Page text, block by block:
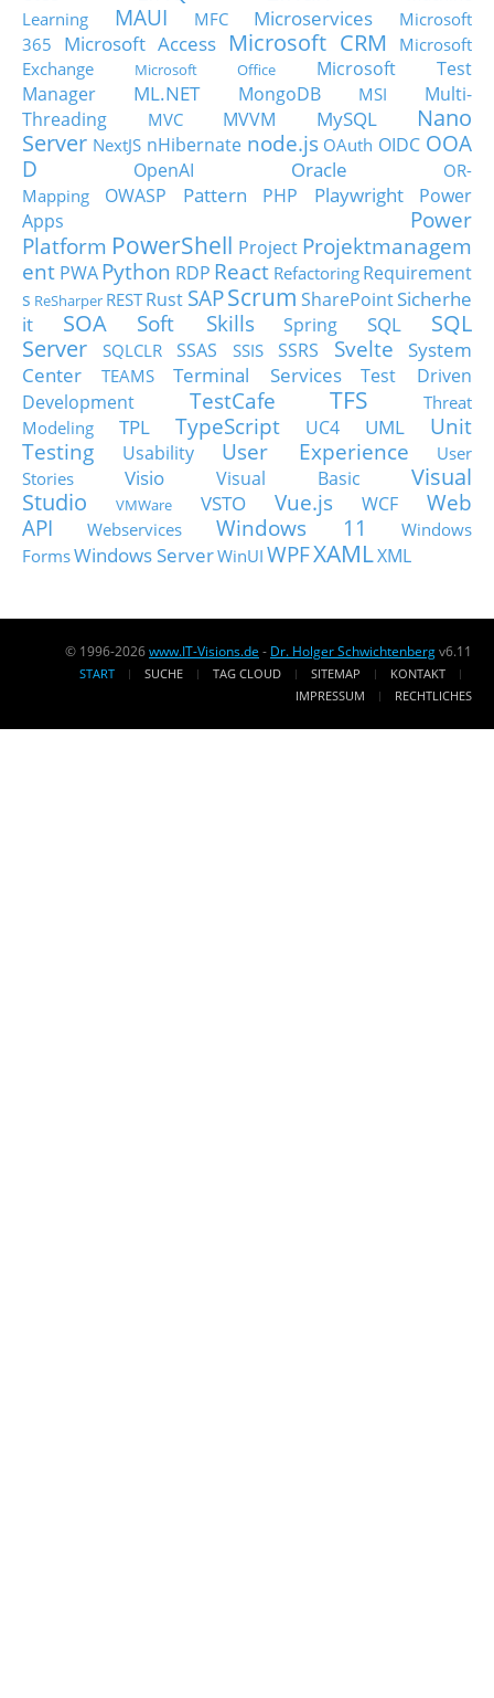
Learning
MAUI MFC Microservices
Microsoft
365
Microsoft Access Microsoft CRM
Microsoft
Exchange
Microsoft Office
Microsoft Test
Manager
ML.NET MongoDB MSI
Multi-
Threading
MVC MVVM MySQL
Nano
Server NextJS nHibernate node.js OAuth OIDC OOA
D
OpenAI Oracle
OR-
Mapping
OWASP Pattern PHP Playwright
Power
Apps
Power
Platform PowerShell Project Projektmanagem
ent PWA Python RDP React Refactoring Requirement
s ReSharper RESTRust SAPScrum SharePointSicherhe
it
SOA Soft Skills Spring SQL
SQL
Server
SQLCLR SSAS SSIS SSRS Svelte
System
Center
TEAMS Terminal Services
Test Driven
Development
TestCafe TFS
Threat
Modeling
TPL TypeScript UC4 UML
Unit
Testing
Usability User Experience
User
Stories
Visio Visual Basic
Visual
Studio
VMWare VSTO Vue.js WCF
Web
API
Webservices Windows 11
Windows
FormsWindows ServerWinUI WPFXAMLXML
© 1996-2026www.IT-Visions.de - Dr. Holger Schwichtenbergv6.11
START SUCHE TAG CLOUD SITEMAP
KONTAKT
IMPRESSUM
RECHTLICHES